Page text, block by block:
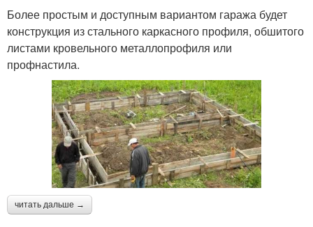
Более простым и доступным вариантом гаража будет
конструкция из стального каркасного профиля, обшитого
листами кровельного металлопрофиля или
профнастила.
читать дальше →